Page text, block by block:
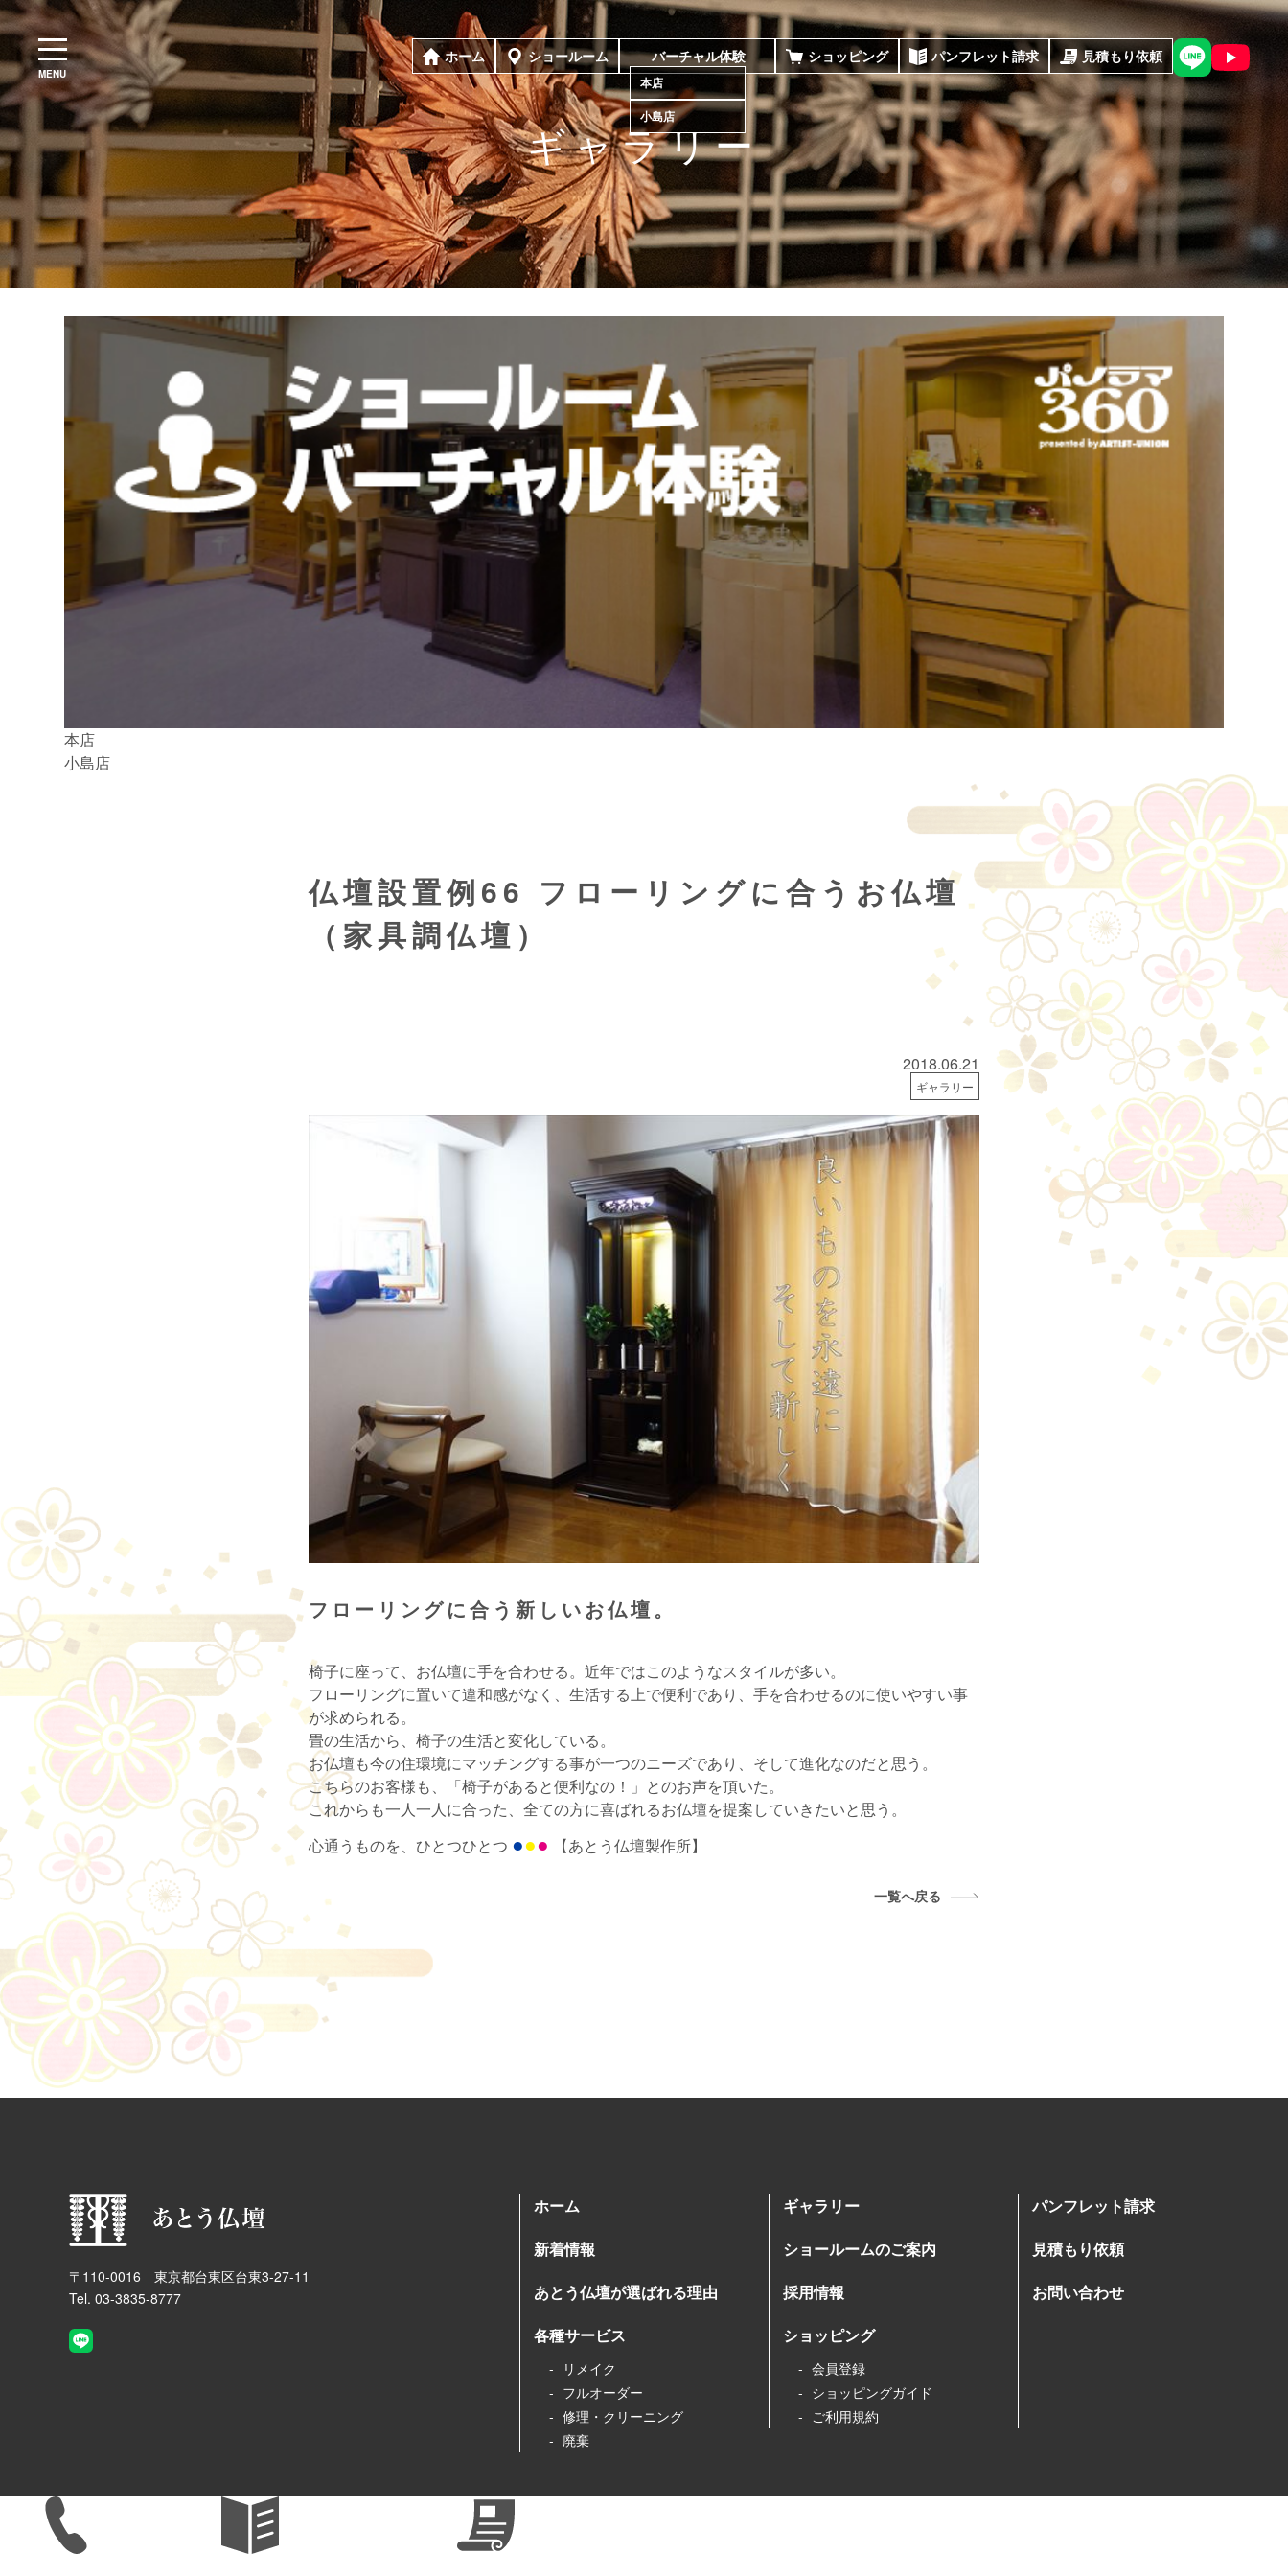
ホーム ショールーム バーチャル体験
本店
小島店
ショッピング パンフレット請求 見積もり依頼
ギャラリー
本店
小島店
仏壇設置例66 フローリングに合うお仏壇
（家具調仏壇）
2018.06.21
ギャラリー
フローリングに合う新しいお仏壇。
椅子に座って、お仏壇に手を合わせる。近年ではこのようなスタイルが多い。
フローリングに置いて違和感がなく、生活する上で便利であり、手を合わせるのに使いやすい事
が求められる。
畳の生活から、椅子の生活と変化している。
お仏壇も今の住環境にマッチングする事が一つのニーズであり、そして進化なのだと思う。
こちらのお客様も、「椅子があると便利なの！」とのお声を頂いた。
これからも一人一人に合った、全ての方に喜ばれるお仏壇を提案していきたいと思う。
心通うものを、ひとつひとつ ●●● 【あとう仏壇製作所】
一覧へ戻る
〒110-0016 東京都台東区台東3-27-11
Tel. 03-3835-8777
ホーム
新着情報
あとう仏壇が選ばれる理由
各種サービス
リメイク
フルオーダー
修理・クリーニング
廃棄
ギャラリー
ショールームのご案内
採用情報
ショッピング
会員登録
ショッピングガイド
ご利用規約
パンフレット請求
見積もり依頼
お問い合わせ